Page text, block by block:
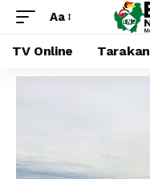
Aa
TV Online Tarakan